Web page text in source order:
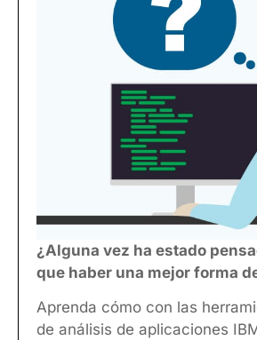
¿Alguna vez ha estado
que haber una mejor forma
Aprenda cómo con las
de análisis de aplicaciones